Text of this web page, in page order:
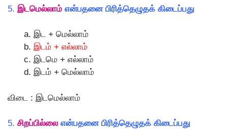
5. இடமெல்லாம் என்பதனை பிரித்தெழுதக் கிடைப்பது
இட + மெல்லாம்
இடம் + எல்லாம்
இடமெ + எல்லாம்
இடம் + மெல்லாம்
விடை : இடமெல்லாம்
5. சிறப்பில்லை என்பதனை பிரித்தெழுதக் கிடைப்பது